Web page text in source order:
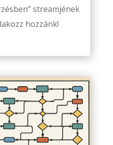
streamjének
hozzánk!